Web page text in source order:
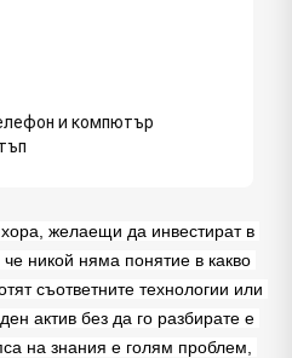
и компютър
желаещи да инвестират в
никой няма понятие в какво
съответните технологии или
актив без да го разбирате е
на знания е голям проблем,